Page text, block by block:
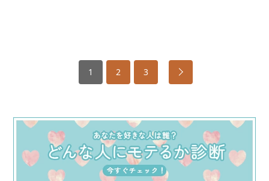
1 2 3